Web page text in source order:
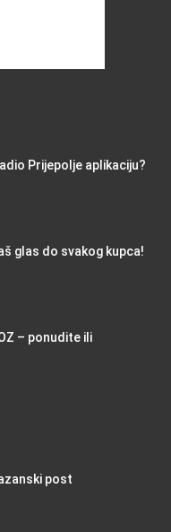
Prijepolje aplikaciju?
glas do svakog kupca!
– ponudite ili
post